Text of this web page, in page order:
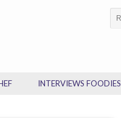
INTERVIEWS FOODIES